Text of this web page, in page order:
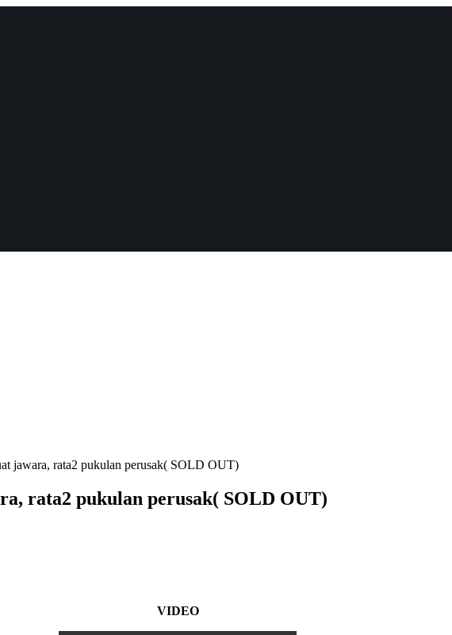
rata2 pukulan perusak( SOLD OUT)
rata2 pukulan perusak( SOLD OUT)
VIDEO